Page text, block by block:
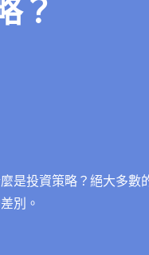
？
是投資策略？絕大多數
別。